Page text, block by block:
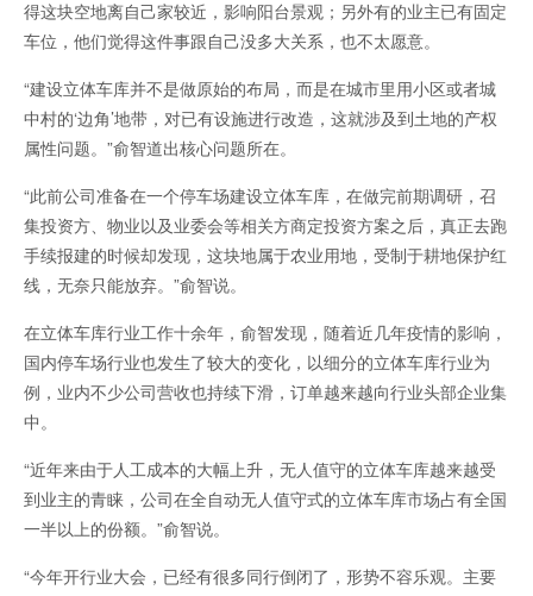
得这块空地离自己家较近，影响阳台景观；另外有的业主已有固定
车位，他们觉得这件事跟自己没多大关系，也不太愿意。
“建设立体车库并不是做原始的布局，而是在城市里用小区或者城
中村的‘边角’地带，对已有设施进行改造，这就涉及到土地的产权
属性问题。”俞智道出核心问题所在。
“此前公司准备在一个停车场建设立体车库，在做完前期调研，召
集投资方、物业以及业委会等相关方商定投资方案之后，真正去跑
手续报建的时候却发现，这块地属于农业用地，受制于耕地保护红
线，无奈只能放弃。”俞智说。
在立体车库行业工作十余年，俞智发现，随着近几年疫情的影响，
国内停车场行业也发生了较大的变化，以细分的立体车库行业为
例，业内不少公司营收也持续下滑，订单越来越向行业头部企业集
中。
“近年来由于人工成本的大幅上升，无人值守的立体车库越来越受
到业主的青睐，公司在全自动无人值守式的立体车库市场占有全国
一半以上的份额。”俞智说。
“今年开行业大会，已经有很多同行倒闭了，形势不容乐观。主要